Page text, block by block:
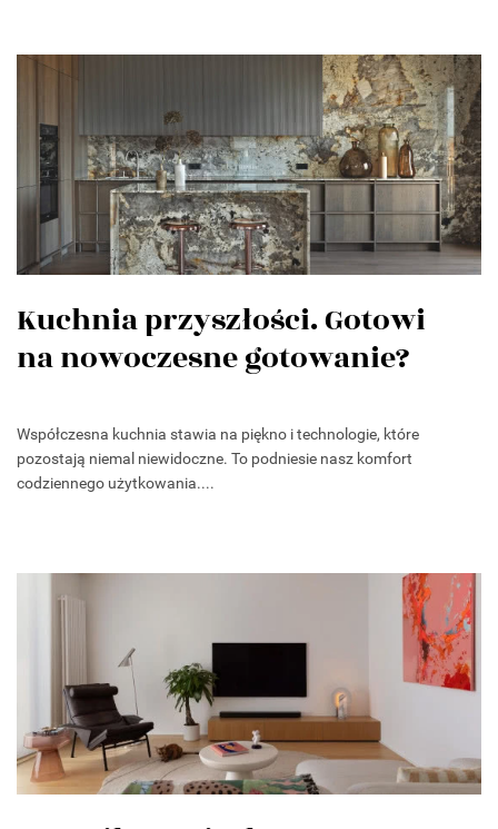
Kuchnia przyszłości. Gotowi
na nowoczesne gotowanie?
Współczesna kuchnia stawia na piękno i technologie, które
pozostają niemal niewidoczne. To podniesie nasz komfort
codziennego użytkowania....